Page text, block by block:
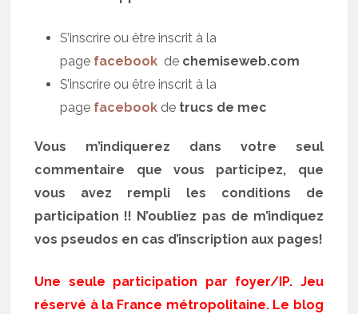
S’inscrire ou être inscrit à la
page facebook de chemiseweb.com
S’inscrire ou être inscrit à la
page facebook de trucs de mec
Vous m’indiquerez dans votre seul
commentaire que vous participez, que
vous avez rempli les conditions de
participation !! N’oubliez pas de m’indiquez
vos pseudos en cas d’inscription aux pages!
Une seule participation par foyer/IP. Jeu
réservé à la France métropolitaine. Le blog